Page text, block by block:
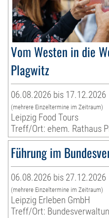
Vom Westen in die
Plagwitz
06.08.2026 bis 17.12.2026
(mehrere Einzeltermine im Zeitraum)
Leipzig Food Tours
Treff/Ort: ehem. Rathaus
Führung im
06.08.2026 bis 27.12.2026
(mehrere Einzeltermine im Zeitraum)
Leipzig Erleben GmbH
Treff/Ort: